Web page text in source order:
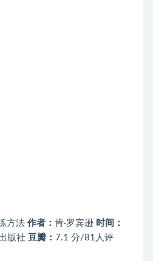
方法 作者： 肯·罗宾逊 时间：
版社 豆瓣： 7.1 分/81人评